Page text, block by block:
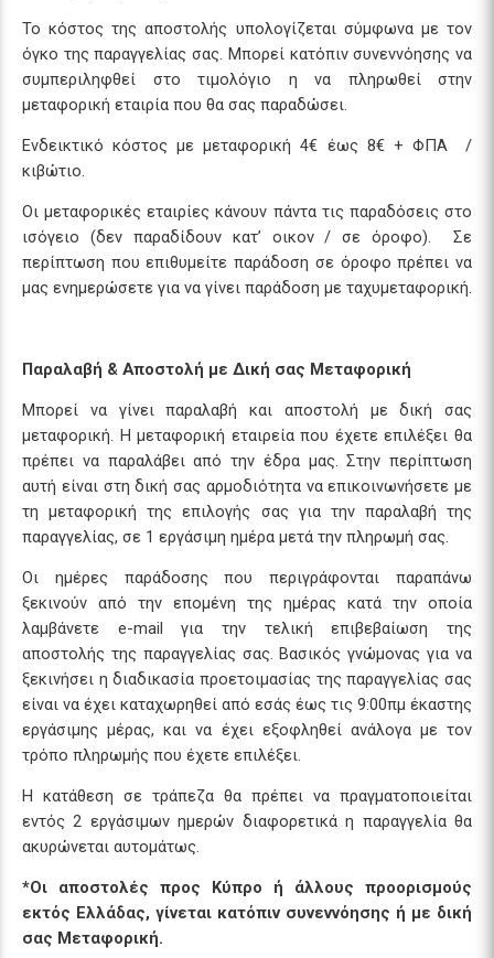
Το κόστος της αποστολής υπολογίζεται σύμφωνα με τον
όγκο της παραγγελίας σας. Μπορεί κατόπιν συνεννόησης να
συμπεριληφθεί στο τιμολόγιο η να πληρωθεί στην
μεταφορική εταιρία που θα σας παραδώσει.
Ενδεικτικό κόστος με μεταφορική 4€ έως 8€ + ΦΠΑ /
κιβώτιο.
Οι μεταφορικές εταιρίες κάνουν πάντα τις παραδόσεις στο
ισόγειο (δεν παραδίδουν κατ’ οικον / σε όροφο). Σε
περίπτωση που επιθυμείτε παράδοση σε όροφο πρέπει να
μας ενημερώσετε για να γίνει παράδοση με ταχυμεταφορική.
Παραλαβή & Αποστολή με Δική σας Μεταφορική
Μπορεί να γίνει παραλαβή και αποστολή με δική σας
μεταφορική. Η μεταφορική εταιρεία που έχετε επιλέξει θα
πρέπει να παραλάβει από την έδρα μας. Στην περίπτωση
αυτή είναι στη δική σας αρμοδιότητα να επικοινωνήσετε με
τη μεταφορική της επιλογής σας για την παραλαβή της
παραγγελίας, σε 1 εργάσιμη ημέρα μετά την πληρωμή σας.
Οι ημέρες παράδοσης που περιγράφονται παραπάνω
ξεκινούν από την επομένη της ημέρας κατά την οποία
λαμβάνετε e-mail για την τελική επιβεβαίωση της
αποστολής της παραγγελίας σας. Βασικός γνώμονας για να
ξεκινήσει η διαδικασία προετοιμασίας της παραγγελίας σας
είναι να έχει καταχωρηθεί από εσάς έως τις 9:00πμ έκαστης
εργάσιμης μέρας, και να έχει εξοφληθεί ανάλογα με τον
τρόπο πληρωμής που έχετε επιλέξει.
Η κατάθεση σε τράπεζα θα πρέπει να πραγματοποιείται
εντός 2 εργάσιμων ημερών διαφορετικά η παραγγελία θα
ακυρώνεται αυτομάτως.
*Οι αποστολές προς Κύπρο ή άλλους προορισμούς
εκτός Ελλάδας, γίνεται κατόπιν συνεννόησης ή με δική
σας Μεταφορική.